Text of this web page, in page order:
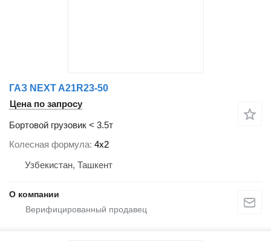
ГАЗ NEXT A21R23-50
Цена по запросу
Бортовой грузовик < 3.5т
Колесная формула 4x2
Узбекистан, Ташкент
О компании